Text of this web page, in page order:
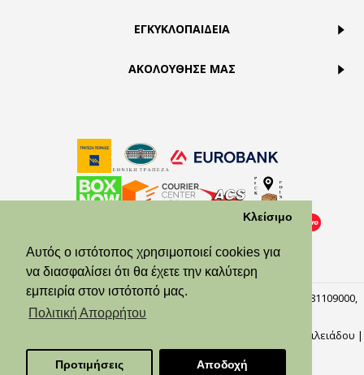
Αυτός ο ιστότοπος χρησιμοποιεί cookies για
να διασφαλίσει ότι θα έχετε την καλύτερη
εμπειρία στον ιστότοπό μας.
Πολιτική Απορρήτου
Κλείσιμο
Προτιμήσεις Αποδοχή
ΕΓΚΥΚΛΟΠΑΙΔΕΙΑ
ΑΚΟΛΟΥΘΗΣΕ ΜΑΣ
© Theodora’s Jewelry 2026. All Rights Reserved. ΑΡ.ΓΕΜΗ:158381109000,
Πειραιάς, 18537.
Ναυσικά Βασιλειάδου |
Προγραμματιστής: Κωνσταντίνος Κοκορδέλης